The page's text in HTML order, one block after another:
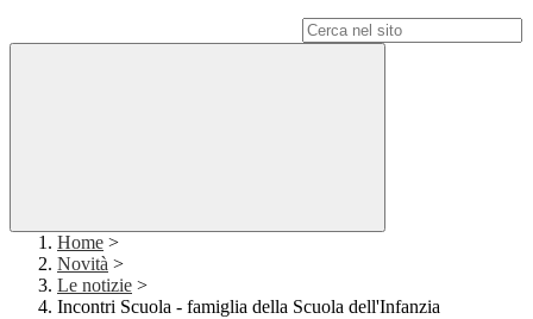
Home >
Novità >
Le notizie >
Incontri Scuola - famiglia della Scuola dell'Infanzia